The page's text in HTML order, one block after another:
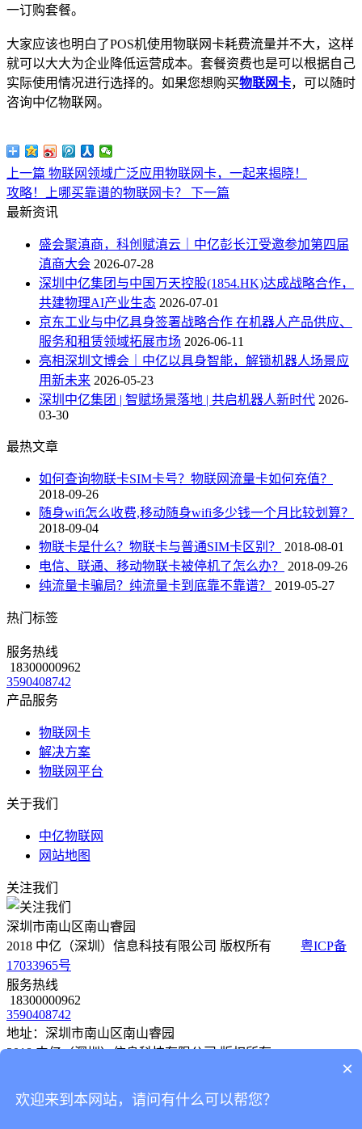
一订购套餐。
大家应该也明白了POS机使用物联网卡耗费流量并不大，这样
就可以大大为企业降低运营成本。套餐资费也是可以根据自己
实际使用情况进行选择的。如果您想购买物联网卡，可以随时
咨询中亿物联网。
上一篇 物联网领域广泛应用物联网卡，一起来揭晓！
攻略！上哪买靠谱的物联网卡？ 下一篇
最新资讯
盛会聚滇商，科创赋滇云｜中亿彭长江受邀参加第四届
滇商大会 2026-07-28
深圳中亿集团与中国万天控股(1854.HK)达成战略合作，
共建物理AI产业生态 2026-07-01
京东工业与中亿具身签署战略合作 在机器人产品供应、
服务和租赁领域拓展市场 2026-06-11
亮相深圳文博会｜中亿以具身智能，解锁机器人场景应
用新未来 2026-05-23
深圳中亿集团 | 智赋场景落地 | 共启机器人新时代 2026-
03-30
最热文章
如何查询物联卡SIM卡号？物联网流量卡如何充值？
2018-09-26
随身wifi怎么收费,移动随身wifi多少钱一个月比较划算？
2018-09-04
物联卡是什么？物联卡与普通SIM卡区别？
2018-08-01
电信、联通、移动物联卡被停机了怎么办？
2018-09-26
纯流量卡骗局？纯流量卡到底靠不靠谱？
2019-05-27
热门标签
服务热线
18300000962
3590408742
产品服务
物联网卡
解决方案
物联网平台
关于我们
中亿物联网
网站地图
关注我们
深圳市南山区南山睿园
2018 中亿（深圳）信息科技有限公司 版权所有 粤ICP备
17033965号
服务热线
18300000962
3590408742
地址：深圳市南山区南山睿园
2018 中亿（深圳）信息科技有限公司 版权所有
×
欢迎来到本网站，请问有什么可以帮您？